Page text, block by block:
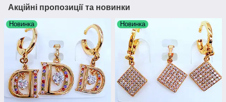
Акційні пропозиції та новинки
Новинка Новинка